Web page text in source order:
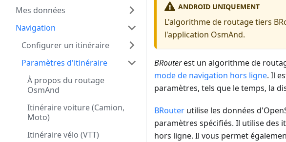
Mes données
Navigation
Configurer un itinéraire
Paramètres d'itinéraire
À propos du routage
OsmAnd
Itinéraire voiture (Camion,
Moto)
Itinéraire vélo (VTT)
ANDROID UNIQUEMENT
L'algorithme de routage tiers
l'application OsmAnd.
BRouterest un algorithme de
mode de navigation hors ligne. Il
paramètres, tels que le temps, la
BRouter utilise les données
paramètres spécifiés. Il utilise
hors ligne. Il vous permet